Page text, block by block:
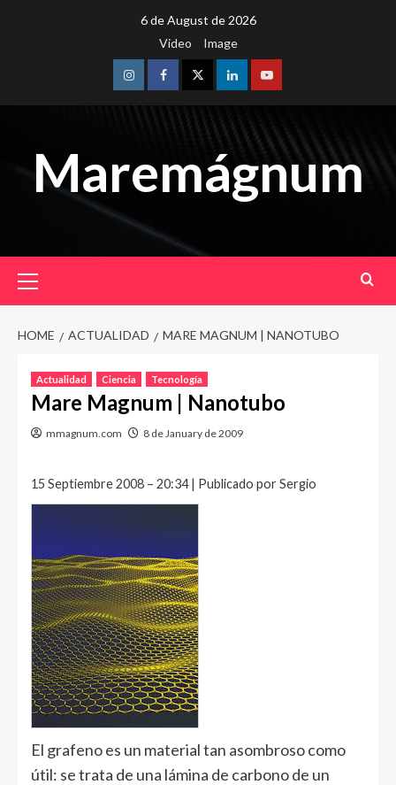
6 de August de 2026
Video
Image
InstagramFacebookTwitterLinkedinYoutube
Maremágnum
Menu
HOME ACTUALIDAD MARE MAGNUM | NANOTUBO
Actualidad Ciencia Tecnología
Mare Magnum | Nanotubo
mmagnum.com 8 de January de 2009
15 Septiembre 2008 – 20:34 | Publicado por Sergio
El grafeno es un material tan asombroso como
útil: se trata de una lámina de carbono de un